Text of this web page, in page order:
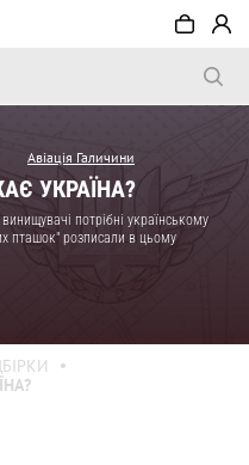
Авіація Галичини
УКРАЇНА?
потрібні українському
пташок" розписали в цьому